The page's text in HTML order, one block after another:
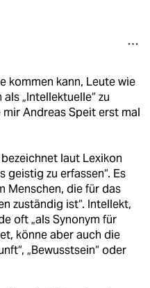
kommen kann, Leute wie
„Intellektuelle“ zu
mir Andreas Speit erst mal
laut Lexikon
geistig zu erfassen“. Es
Menschen, die für das
zuständig ist“. Intellekt,
oft „als Synonym für
könne aber auch die
„Bewusstsein“ oder